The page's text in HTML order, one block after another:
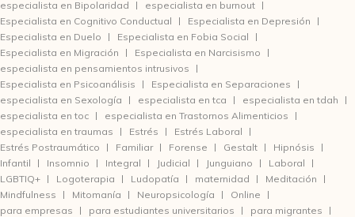
especialista en Bipolaridad
especialista en burnout
Especialista en Cognitivo Conductual
Especialista en Depresión
Especialista en Duelo
Especialista en Fobia Social
Especialista en Migración
Especialista en Narcisismo
especialista en pensamientos intrusivos
Especialista en Psicoanálisis
Especialista en Separaciones
especialista en Sexología
especialista en tca
especialista en tdah
especialista en toc
especialista en Trastornos Alimenticios
especialista en traumas
Estrés
Estrés Laboral
Estrés Postraumático
Familiar Forense Gestalt
Hipnósis
Infantil
Insomnio Integral Judicial Junguiano
Laboral
LGBTIQ+
Logoterapia Ludopatía maternidad
Meditación
Mindfulness
Mitomanía Neuropsicología
Online
para empresas
para estudiantes universitarios
para migrantes